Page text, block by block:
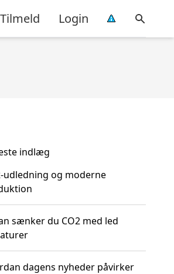
Tilmeld Login
indlæg
udledning og moderne
sænker du CO2 med led
dagens nyheder påvirker